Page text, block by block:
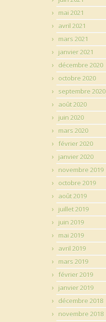
mai 2021
avril 2021
mars 2021
janvier 2021
décembre 2020
octobre 2020
septembre 2020
août 2020
juin 2020
mars 2020
février 2020
janvier 2020
novembre 2019
octobre 2019
août 2019
juillet 2019
juin 2019
mai 2019
avril 2019
mars 2019
février 2019
janvier 2019
décembre 2018
novembre 2018